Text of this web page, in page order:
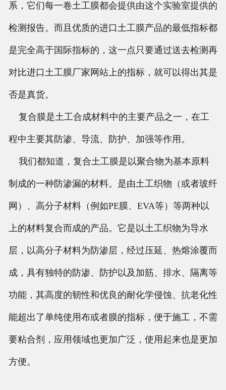
系，它们每一卷土工膜都会提供由这个实验室提供的
检测报告。而且优质的进口土工膜产品的最低指标都
是完全高于国际指标的，这一点只要通过送去检测再
对比进口土工膜厂家网站上的指标，就可以得出其是
否是真货。
复合膜是土工合成材料中的主要产品之一，在工
程中主要其防渗、导流、防护、加强等作用。
我们都知道，复合土工膜是以聚合物为基本原料
制成的一种防渗漏的材料。是由土工织物（或者玻纤
网）、高分子材料（例如PE膜、EVA等）等两种以
上的材料复合而成的产品。它是以土工织物为导水
层，以高分子材料为防渗层，经过压延、热熔涂覆而
成，具有独特的防渗、防护以及加筋、排水、隔离等
功能，其高度的韧性和优良的耐化学侵蚀、抗老化性
能超出了单纯使用布或者膜的指标，便于施工，不需
要粘合剂，应用领域也更加广泛，使用起来也是更加
方便。